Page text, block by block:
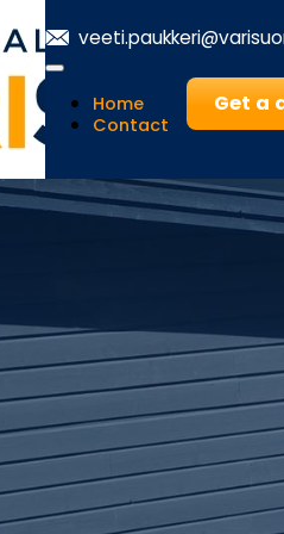
Home
Contact
Get a